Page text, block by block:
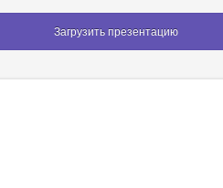
Загрузить презентацию